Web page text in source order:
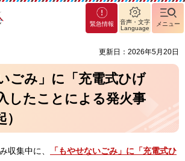
緊急情報
音声・文字
Language
メニュー
更新日：2026年5月20日
ごみ」に「充電式ひげ
したことによる発火事
収集中に、
「もやせないごみ」に「充電式ひ